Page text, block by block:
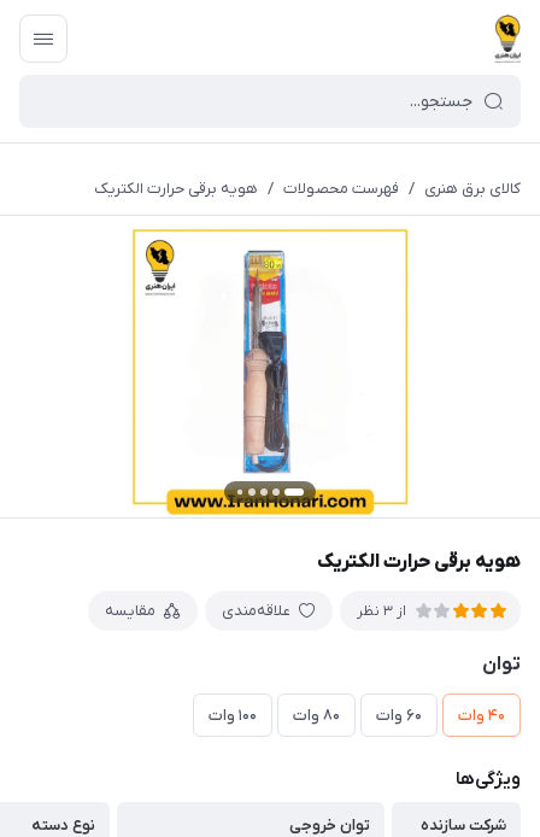
کالای برق هنری / فهرست محصولات / هویه برقی حرارت الکتریک
هویه برقی حرارت الکتریک
از 3 نظر علاقه‌مندی مقایسه
توان
40 وات 60 وات 80 وات 100 وات
ویژگی‌ها
شرکت سازنده
توان خروجی
نوع دسته